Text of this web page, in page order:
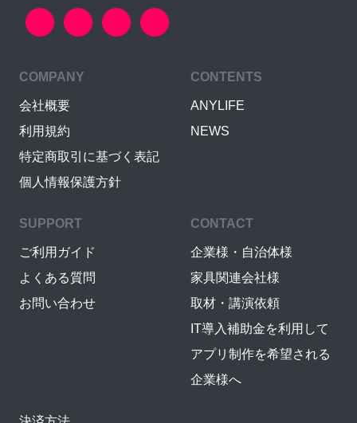
COMPANY
会社概要
利用規約
特定商取引に基づく表記
個人情報保護方針
CONTENTS
ANYLIFE
NEWS
SUPPORT
ご利用ガイド
よくある質問
お問い合わせ
CONTACT
企業様・自治体様
家具関連会社様
取材・講演依頼
IT導入補助金を利用して
アプリ制作を希望される
企業様へ